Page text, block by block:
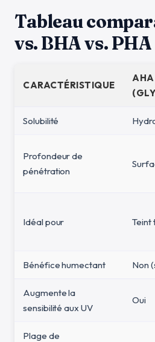
Tableau
vs. BHA vs. PHA
CARACTÉRISTIQUE
AHA
Solubilité
Profondeur de
pénétration
Idéal pour Teint
Bénéfice humectant Non
Augmente la
sensibilité aux UV
Oui
Plage de